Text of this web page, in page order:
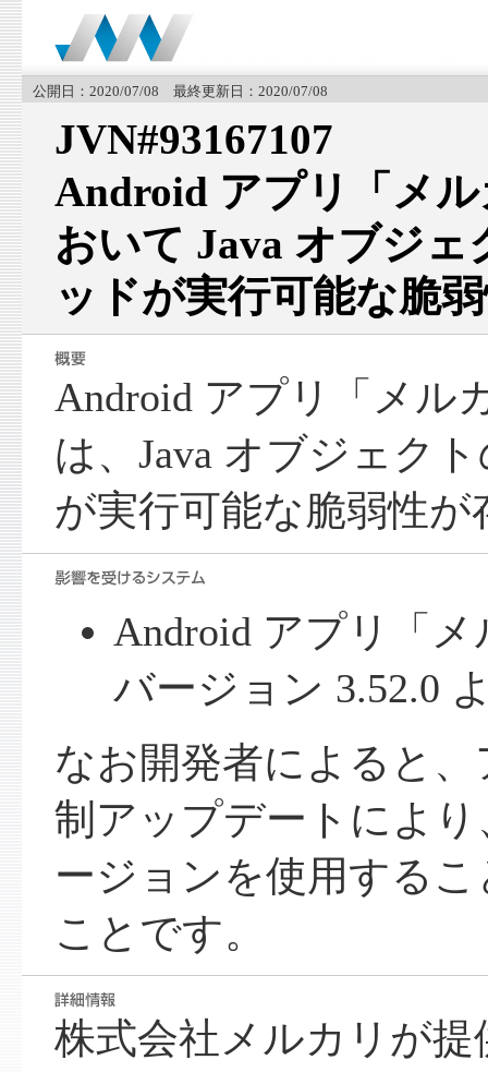
公開日：2020/07/08 最終更新日：2020/07/08
JVN#93167107
Android アプリ「メ
おいて Java オブジ
ッドが実行可能な脆
Android アプリ「メル
は、Java オブジェク
が実行可能な脆弱性が
Android アプリ「
バージョン 3.52.0
なお開発者によると
制アップデートによ
ージョンを使用する
ことです。
株式会社メルカリが提